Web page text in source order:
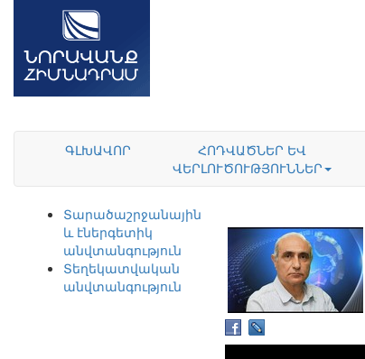
ԳԼԽԱՎՈՐ
ՀՈԴՎԱԾՆԵՐ ԵՎ
ՎԵՐԼՈՒԾՈՒԹՅՈՒՆՆԵՐ
Տարածաշրջանային
և էներգետիկ
անվտանգություն
Տեղեկատվական
անվտանգություն